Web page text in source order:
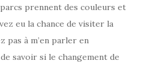
prennent des couleurs et
eu la chance de visiter la
pas à m’en parler en
savoir si le changement de